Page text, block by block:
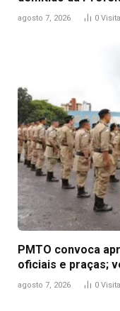
agosto 7, 2026 0
PMTO convoca
oficiais e praças;
agosto 7, 2026 0